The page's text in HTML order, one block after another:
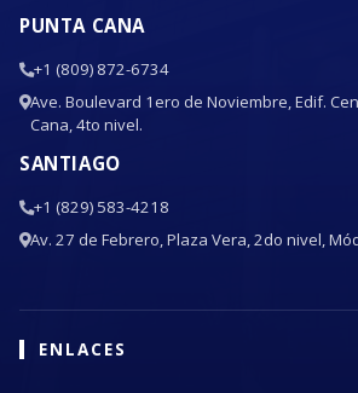
PUNTA CANA
+1 (809) 872-6734
Ave. Boulevard 1ero de Noviembre, Edif.
Cana, 4to nivel.
SANTIAGO
+1 (829) 583-4218
Av. 27 de Febrero, Plaza Vera, 2do nivel,
ENLACES